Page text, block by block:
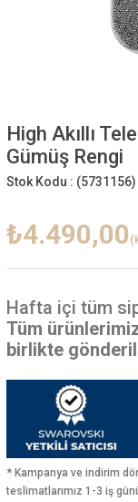
High Akıllı
Gümüş Rengi
Stok Kodu : (5731156)
₺4.490,00
Hafta içi tüm
Tüm
birlikte
* Kampanya ve indirim
teslimatlarımız 1-3 iş